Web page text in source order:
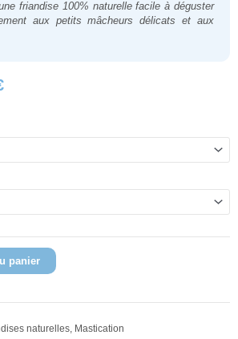
friandise 100% naturelle facile à déguster
aux petits mâcheurs délicats et aux
Plage
à
panier
naturelles Mastication